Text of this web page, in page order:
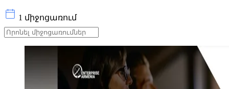
1 միջոցառում